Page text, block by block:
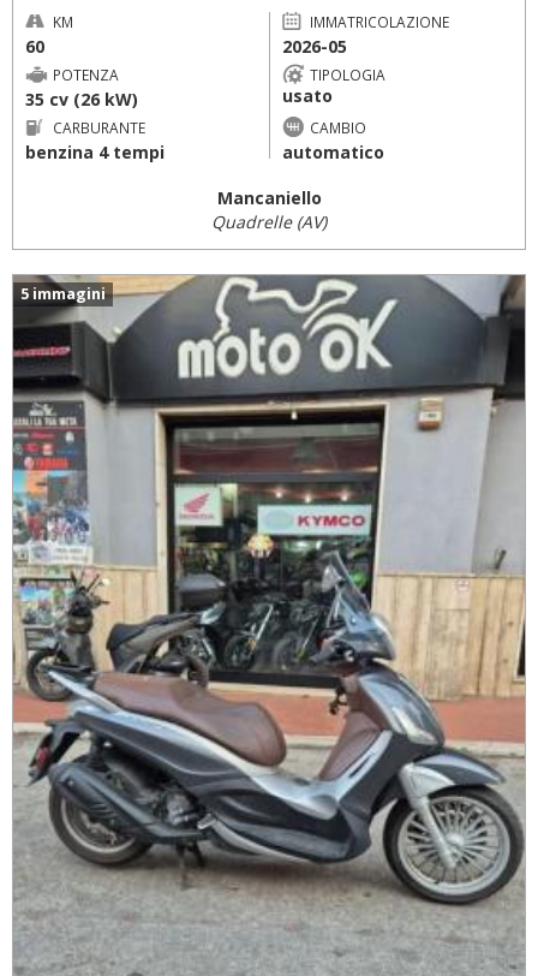
KM
60
IMMATRICOLAZIONE
2026-05
POTENZA
35 cv (26 kW)
TIPOLOGIA
usato
CARBURANTE
benzina 4 tempi
CAMBIO
automatico
Mancaniello
Quadrelle (AV)
5 immagini